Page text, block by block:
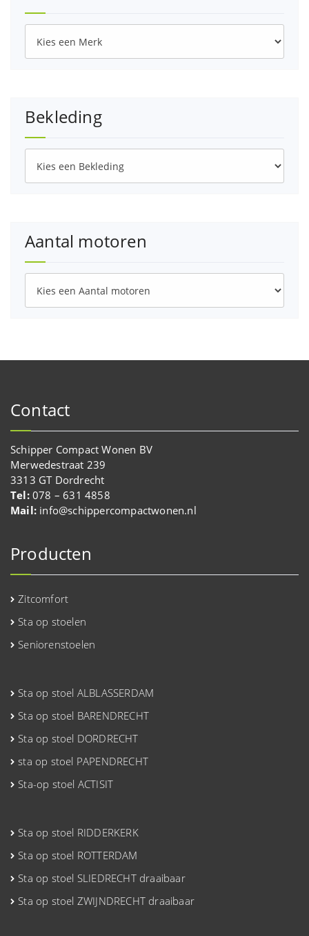
Bekleding
Aantal motoren
Contact
Schipper Compact Wonen BV
Merwedestraat 239
3313 GT Dordrecht
Tel:078 – 631 4858
Mail: info@schippercompactwonen.nl
Producten
Zitcomfort
Sta op stoelen
Seniorenstoelen
Sta op stoel ALBLASSERDAM
Sta op stoel BARENDRECHT
Sta op stoel DORDRECHT
sta op stoel PAPENDRECHT
Sta-op stoel ACTISIT
Sta op stoel RIDDERKERK
Sta op stoel ROTTERDAM
Sta op stoel SLIEDRECHT draaibaar
Sta op stoel ZWIJNDRECHT draaibaar